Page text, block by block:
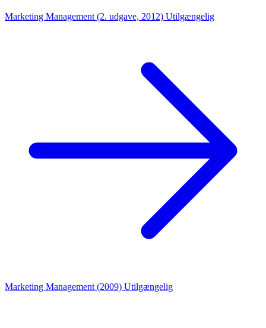
Marketing Management (2. udgave, 2012) Utilgængelig
Marketing Management (2009) Utilgængelig